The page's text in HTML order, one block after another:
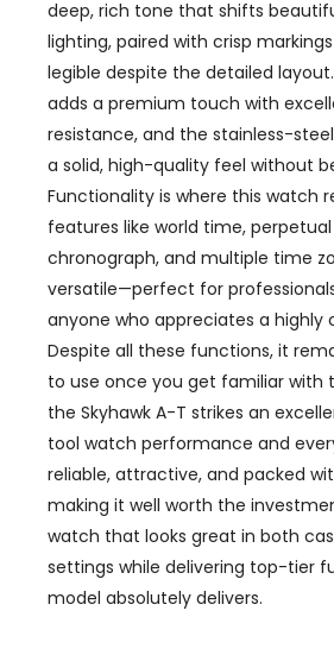
deep, rich tone that shifts
lighting, paired with crisp
legible despite the detailed
adds a premium touch with
resistance, and the stainless-
a solid, high-quality feel without
Functionality is where this watch
features like world time,
chronograph, and multiple time
versatile—perfect for
anyone who appreciates a highly
Despite all these functions, it
to use once you get familiar with
the Skyhawk A-T strikes an
tool watch performance and
reliable, attractive, and packed
making it well worth the
watch that looks great in both
settings while delivering top-tier
model absolutely delivers.